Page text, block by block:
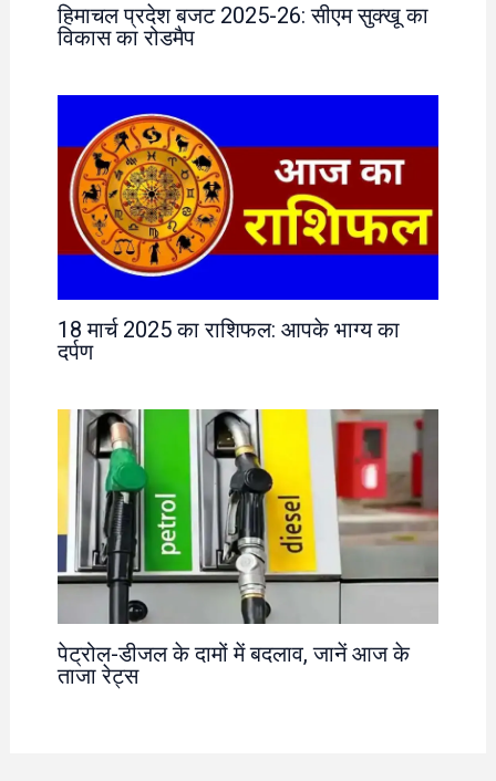
हिमाचल प्रदेश बजट 2025-26: सीएम सुक्खू का
विकास का रोडमैप
18 मार्च 2025 का राशिफल: आपके भाग्य का
दर्पण
पेट्रोल-डीजल के दामों में बदलाव, जानें आज के
ताजा रेट्स